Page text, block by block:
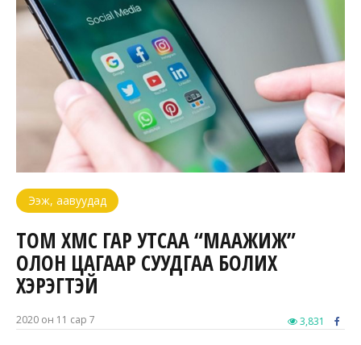
Ээж, аавуудад
ТОМ ХҮМҮҮС ГАР УТСАА “МААЖИЖ”
ОЛОН ЦАГААР СУУДГАА БОЛИХ
ХЭРЭГТЭЙ
2020 он 11 сар 7 3,831